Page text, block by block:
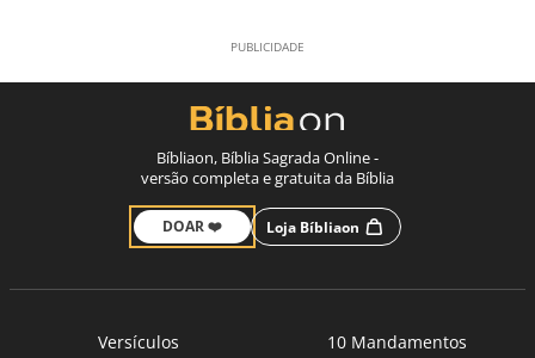
Bíbliaon, Bíblia Sagrada Online -
versão completa e gratuita da Bíblia
DOAR ❤️ Loja Bíbliaon
Versículos
10 Mandamentos